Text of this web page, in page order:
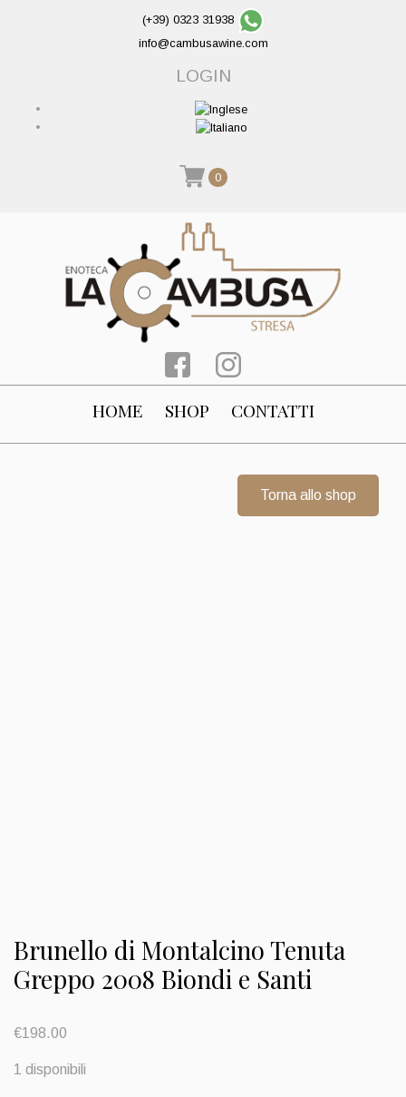
(+39) 0323 31938
info@cambusawine.com
LOGIN
0
HOME SHOP CONTATTI
Torna allo shop
Brunello di Montalcino Tenuta
Greppo 2008 Biondi e Santi
€198.00
1 disponibili